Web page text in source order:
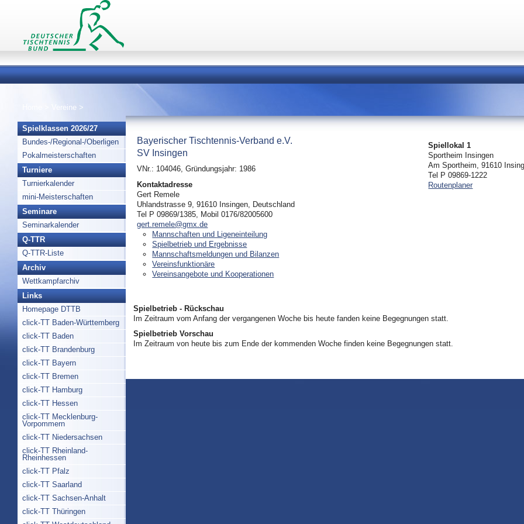
Vereine >
Spielklassen 2026/27
Bundes-/Regional-/Oberligen
Pokalmeisterschaften
Turniere
Turnierkalender
mini-Meisterschaften
Seminare
Seminarkalender
Q-TTR
Q-TTR-Liste
Archiv
Wettkampfarchiv
Links
Homepage DTTB
click-TT Baden-Württemberg
click-TT Baden
click-TT Brandenburg
click-TT Bayern
click-TT Bremen
click-TT Hamburg
click-TT Hessen
click-TT Mecklenburg-
Vorpommern
click-TT Niedersachsen
click-TT Rheinland-
Rheinhessen
click-TT Pfalz
click-TT Saarland
click-TT Sachsen-Anhalt
click-TT Thüringen
Bayerischer Tischtennis-Verband e.V.
SV Insingen
VNr.: 104046, Gründungsjahr: 1986
Kontaktadresse
Gert Remele
Uhlandstrasse 9, 91610 Insingen, Deutschland
Tel P 09869/1385, Mobil 0176/82005600
gert.remele@gmx.de
Mannschaften und Ligeneinteilung
Spielbetrieb und Ergebnisse
Mannschaftsmeldungen und Bilanzen
Vereinsfunktionäre
Vereinsangebote und Kooperationen
Spiellokal 1
Sportheim Insingen
Am Sportheim, 91610
Tel P 09869-1222
Routenplaner
Spielbetrieb - Rückschau
Im Zeitraum vom Anfang der vergangenen Woche bis heute fanden keine Begegnungen statt.
Spielbetrieb Vorschau
Im Zeitraum von heute bis zum Ende der kommenden Woche finden keine Begegnungen statt.